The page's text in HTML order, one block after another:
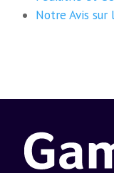
Notre Avis